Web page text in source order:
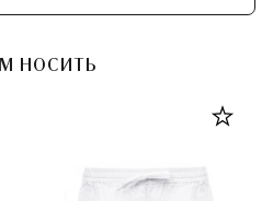
НОСИТЬ